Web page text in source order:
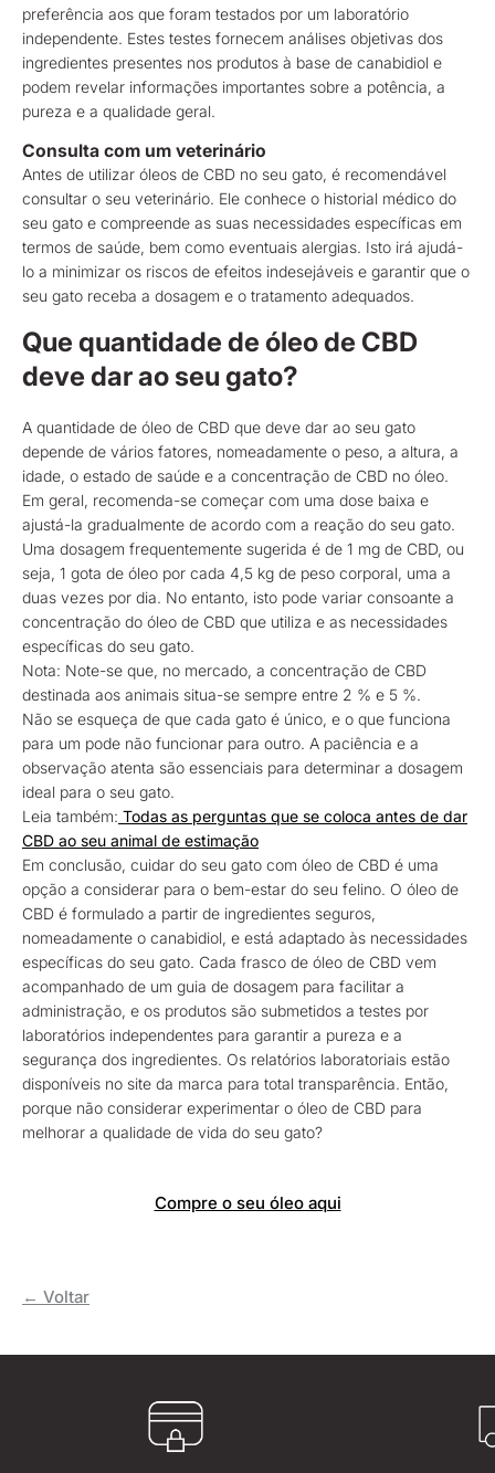
preferência aos que foram testados por um laboratório
independente. Estes testes fornecem análises objetivas dos
ingredientes presentes nos produtos à base de canabidiol e
podem revelar informações importantes sobre a potência, a
pureza e a qualidade geral.
Consulta com um veterinário
Antes de utilizar óleos de CBD no seu gato, é recomendável
consultar o seu veterinário. Ele conhece o historial médico do
seu gato e compreende as suas necessidades específicas em
termos de saúde, bem como eventuais alergias. Isto irá ajudá-
lo a minimizar os riscos de efeitos indesejáveis e garantir que o
seu gato receba a dosagem e o tratamento adequados.
Que quantidade de óleo de CBD
deve dar ao seu gato?
A quantidade de óleo de CBD que deve dar ao seu gato
depende de vários fatores, nomeadamente o peso, a altura, a
idade, o estado de saúde e a concentração de CBD no óleo.
Em geral, recomenda-se começar com uma dose baixa e
ajustá-la gradualmente de acordo com a reação do seu gato.
Uma dosagem frequentemente sugerida é de 1 mg de CBD, ou
seja, 1 gota de óleo por cada 4,5 kg de peso corporal, uma a
duas vezes por dia. No entanto, isto pode variar consoante a
concentração do óleo de CBD que utiliza e as necessidades
específicas do seu gato.
Nota: Note-se que, no mercado, a concentração de CBD
destinada aos animais situa-se sempre entre 2 % e 5 %.
Não se esqueça de que cada gato é único, e o que funciona
para um pode não funcionar para outro. A paciência e a
observação atenta são essenciais para determinar a dosagem
ideal para o seu gato.
Leia também: Todas as perguntas que se coloca antes de dar
CBD ao seu animal de estimação
Em conclusão, cuidar do seu gato com óleo de CBD é uma
opção a considerar para o bem-estar do seu felino. O óleo de
CBD é formulado a partir de ingredientes seguros,
nomeadamente o canabidiol, e está adaptado às necessidades
específicas do seu gato. Cada frasco de óleo de CBD vem
acompanhado de um guia de dosagem para facilitar a
administração, e os produtos são submetidos a testes por
laboratórios independentes para garantir a pureza e a
segurança dos ingredientes. Os relatórios laboratoriais estão
disponíveis no site da marca para total transparência. Então,
porque não considerar experimentar o óleo de CBD para
melhorar a qualidade de vida do seu gato?
Compre o seu óleo aqui
← Voltar